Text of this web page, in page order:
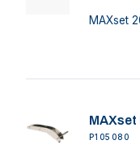
MAXset
MAXset
P105080